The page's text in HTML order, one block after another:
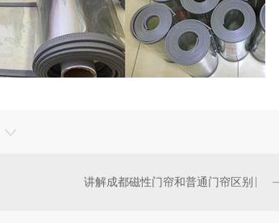
讲解成都磁性门帘和普通门帘区别